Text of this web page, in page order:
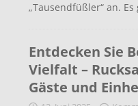
„Tausendfüßler“ an.
Entdecken Sie
Vielfalt –
Gäste und